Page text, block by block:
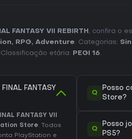
VII REBIRTH , confira o
, RPG, Adventure. Categorias:
Classificação etária: PEGI 16.
FANTASY
FANTASY VII
Store. Todos
PlayStation e
Q
Posso
Store?
Q
Posso
PS5?